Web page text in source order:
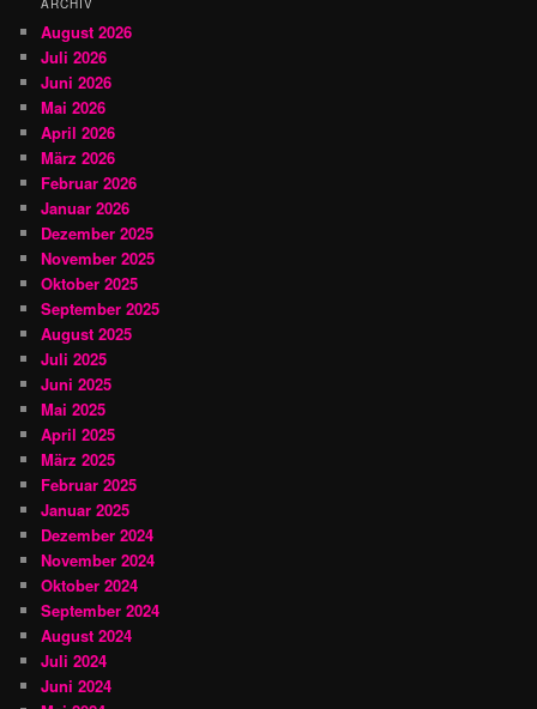
ARCHIV
August 2026
Juli 2026
Juni 2026
Mai 2026
April 2026
März 2026
Februar 2026
Januar 2026
Dezember 2025
November 2025
Oktober 2025
September 2025
August 2025
Juli 2025
Juni 2025
Mai 2025
April 2025
März 2025
Februar 2025
Januar 2025
Dezember 2024
November 2024
Oktober 2024
September 2024
August 2024
Juli 2024
Juni 2024